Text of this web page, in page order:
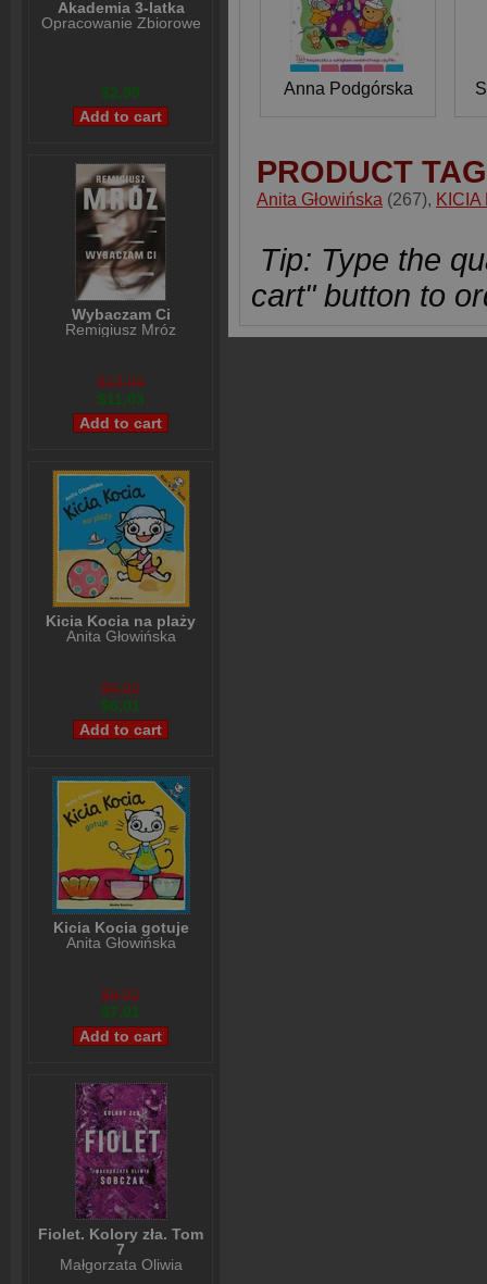
Akademia 3-latka
Opracowanie Zbiorowe
$2,99
Wybaczam Ci
Remigiusz Mróz
$13,04
$11,03
Kicia Kocia na plaży
Anita Głowińska
$8,02
$6,01
Kicia Kocia gotuje
Anita Głowińska
$8,02
$7,01
Fiolet. Kolory zła. Tom
7
Małgorzata Oliwia
Anna Podgórska
PRODUCT
Anita Głowińska (267), KICIA
Tip: Type the
cart" button to